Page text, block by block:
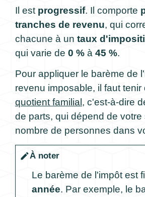
Il est progressif. Il comporte
tranches de revenu, qui
chacune à un taux
qui varie de 0 % à 45 %.
Pour appliquer le barème de
revenu imposable, il faut tenir
quotient familial , c'est-à-dire
de parts, qui dépend de votre
nombre de personnes dans
editÀ noter
Le barème de l'impôt est
année. Par exemple, le